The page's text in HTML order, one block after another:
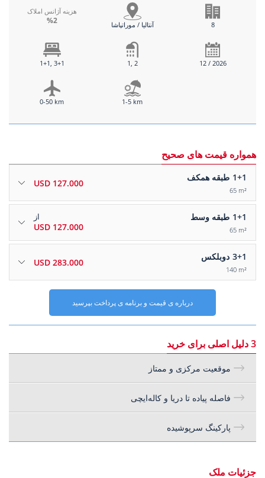
هزینه آژانس املاک
%2 آنتالیا / موراتپاشا 8
1+1, 3+1 1, 2 12 / 2026
0-50 km 1-5 km
همواره قیمت های صحیح
1+1 طبقه همکف
65 m²
127.000 USD
1+1 طبقه وسط
65 m²
از
127.000 USD
3+1 دوبلکس
140 m²
283.000 USD
درباره ی قیمت و برنامه ی پرداخت بپرسید
3 دلیل اصلی برای خرید
موقعیت مرکزی و ممتاز
فاصله پیاده تا دریا و کاله‌ایچی
پارکینگ سرپوشیده
جزئیات ملک